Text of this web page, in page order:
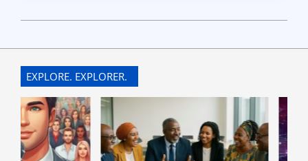
07-
10
EXPLORE. EXPLORER.